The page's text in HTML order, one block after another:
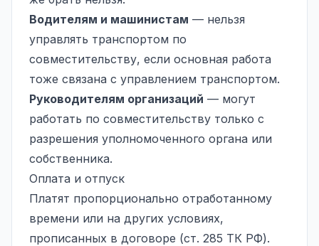
Водителям и машинистам — нельзя
управлять транспортом по
совместительству, если основная работа
тоже связана с управлением транспортом.
Руководителям организаций — могут
работать по совместительству только с
разрешения уполномоченного органа или
собственника.
Оплата и отпуск
Платят пропорционально отработанному
времени или на других условиях,
прописанных в договоре (ст. 285 ТК РФ).